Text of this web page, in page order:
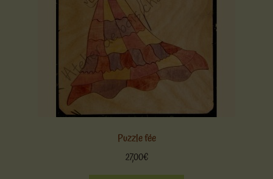
Puzzle fée
27,00€